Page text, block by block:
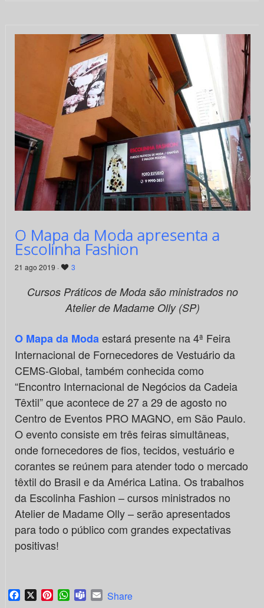
O Mapa da Moda apresenta a
Escolinha Fashion
21 ago 2019 · 3
Cursos Práticos de Moda são ministrados no
Atelier de Madame Olly (SP)
O Mapa da Modaestará presente na 4ª Feira
Internacional de Fornecedores de Vestuário da
CEMS-Global, também conhecida como
“Encontro Internacional de Negócios da Cadeia
Têxtil” que acontece de 27 a 29 de agosto no
Centro de Eventos PRO MAGNO, em São Paulo.
O evento consiste em três feiras simultâneas,
onde fornecedores de fios, tecidos, vestuário e
corantes se reúnem para atender todo o mercado
têxtil do Brasil e da América Latina. Os trabalhos
da Escolinha Fashion – cursos ministrados no
Atelier de Madame Olly – serão apresentados
para todo o público com grandes expectativas
positivas!
Facebook
X PinterestWhatsApp
TeamsEmail
Share